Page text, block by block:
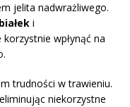
jelita nadwrażliwego.
białek i
wpłynąć na
trudności w trawieniu.
niekorzystne